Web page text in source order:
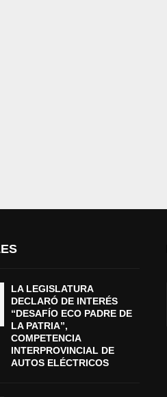
LA LEGISLATURA
DECLARÓ DE INTERÉS
“DESAFÍO ECO PADRE DE
LA PATRIA”,
COMPETENCIA
INTERPROVINCIAL DE
AUTOS ELÉCTRICOS